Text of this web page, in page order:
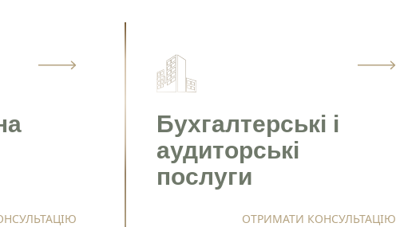
Бухгалтерські і
аудиторські
послуги
ОТРИМАТИ КОНСУЛЬТАЦІЮ